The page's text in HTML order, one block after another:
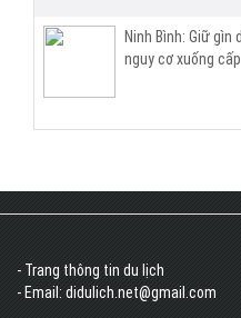
Ninh Bình: Giữ
nguy cơ xuống cấp
- Trang thông tin du lịch
- Email: didulich.net@gmail.com